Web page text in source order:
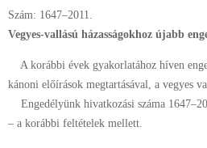
Szám: 1647–2011.
Vegyes-vallású házasságokhoz újabb
A korábbi évek gyakorlatához híven
kánoni előírások megtartásával, a vegyes
Engedélyünk hivatkozási száma
– a korábbi feltételek mellett.